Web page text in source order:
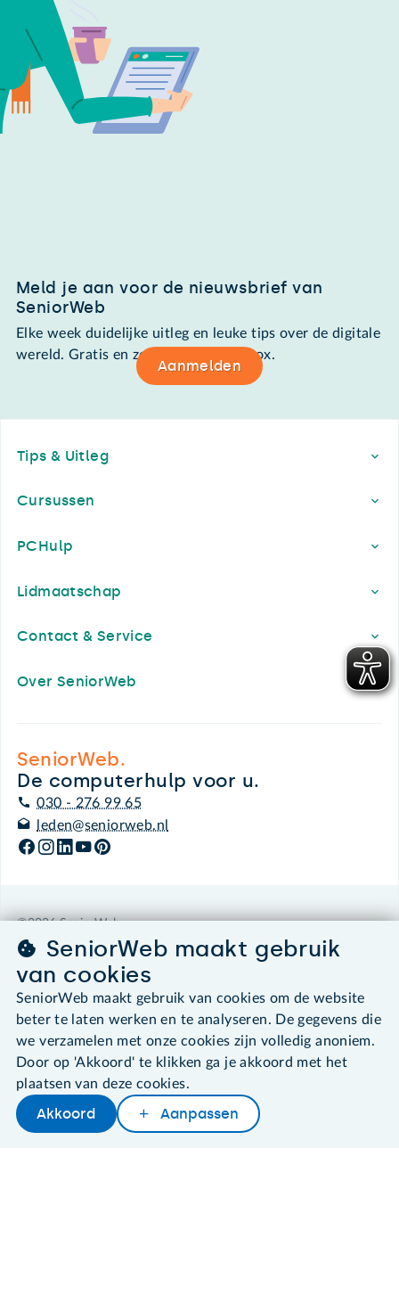
Later lezen Delen Woordenboek
Meld je aan voor de nieuwsbrief van
SeniorWeb
Elke week duidelijke uitleg en leuke tips over de digitale
wereld. Gratis en zomaar in de mailbox.
Aanmelden
Tips & Uitleg
Cursussen
PCHulp
Lidmaatschap
Contact & Service
Over SeniorWeb
SeniorWeb.
De computerhulp voor u.
030 - 276 99 65
leden@seniorweb.nl
©2026 SeniorWeb
Algemene voorwaarden
Cookies en cookie-instellingen
Disclaimer
Privacybeleid
About SeniorWeb
SeniorWeb maakt gebruik
van cookies
SeniorWeb maakt gebruik van cookies om de website
beter te laten werken en te analyseren. De gegevens die
we verzamelen met onze cookies zijn volledig anoniem.
Door op 'Akkoord' te klikken ga je akkoord met het
plaatsen van deze cookies.
Akkoord Aanpassen